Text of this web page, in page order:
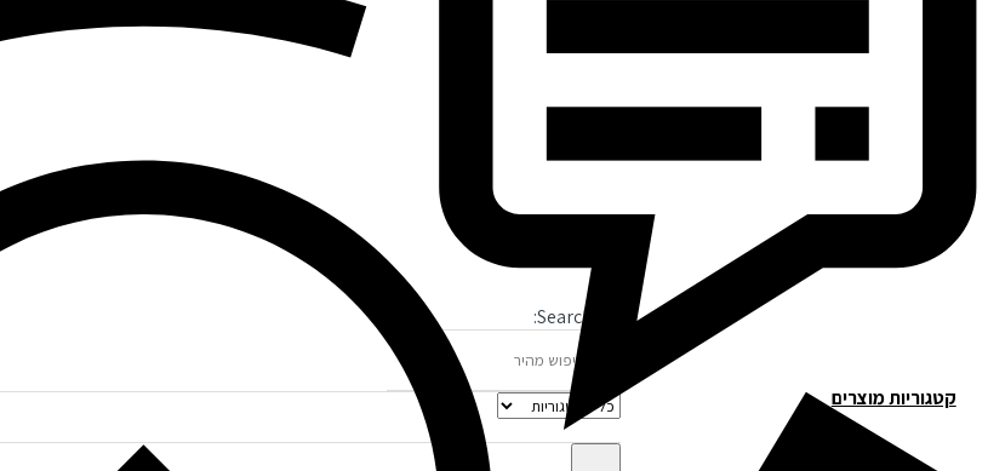
קטגוריות מוצרים
Search for: